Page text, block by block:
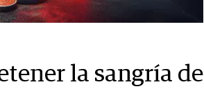
la sangría de